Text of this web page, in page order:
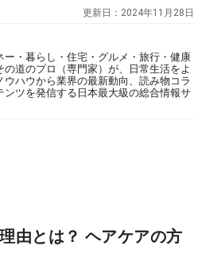
更新日： 2024年11月28日
ー・暮らし・住宅・グルメ・旅行・健康
の道のプロ（専門家）が、日常生活をよ
ウハウから業界の最新動向、読み物コラ
ンツを発信する日本最大級の総合情報サ
由とは？ ヘアケアの方